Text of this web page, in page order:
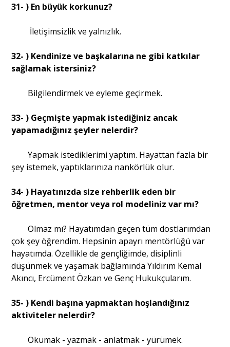
31- ) En büyük korkunuz?
İletişimsizlik ve yalnızlık.
32- ) Kendinize ve başkalarına ne gibi katkılar
sağlamak istersiniz?
Bilgilendirmek ve eyleme geçirmek.
33- ) Geçmişte yapmak istediğiniz ancak
yapamadığınız şeyler nelerdir?
Yapmak istediklerimi yaptım. Hayattan fazla bir
şey istemek, yaptıklarınıza nankörlük olur.
34- ) Hayatınızda size rehberlik eden bir
öğretmen, mentor veya rol modeliniz var mı?
Olmaz mı? Hayatımdan geçen tüm dostlarımdan
çok şey öğrendim. Hepsinin apayrı mentörlüğü var
hayatımda. Özellikle de gençliğimde, disiplinli
düşünmek ve yaşamak bağlamında Yıldırım Kemal
Akıncı, Ercüment Özkan ve Genç Hukukçularım.
35- ) Kendi başına yapmaktan hoşlandığınız
aktiviteler nelerdir?
Okumak - yazmak - anlatmak - yürümek.